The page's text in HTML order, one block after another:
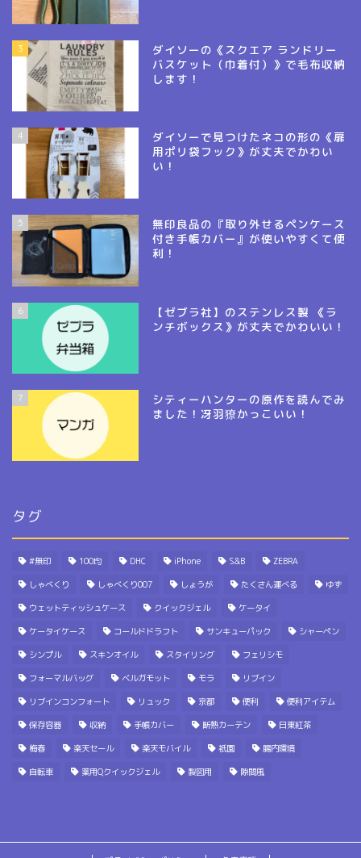
3
ダイソーの《スクエア ランドリー
バスケット（巾着付）》で毛布収納
します！
4
ダイソーで見つけたネコの形の《扉
用ポリ袋フック》が丈夫でかわい
い！
5
無印良品の『取り外せるペンケース
付き手帳カバー』が使いやすくて便
利！
6
【ゼブラ社】のステンレス製 《ラ
ンチボックス》が丈夫でかわいい！
7
シティーハンターの原作を読んでみ
ました！冴羽獠かっこいい！
タグ
#無印 100均 DHC iPhone S&B ZEBRA
しゃべくり しゃべくり007 しょうが たくさん運べる ゆず
ウェットティッシュケース クイックジェル ケータイ
ケータイケース コールドドラフト サンキューパック シャーペン
シンプル スキンオイル スタイリング フェリシモ
フォーマルバッグ ベルガモット モラ リブイン
リブインコンフォート リュック 京都 便利 便利アイテム
保存容器 収納 手帳カバー 断熱カーテン 日東紅茶
梅春 楽天セール 楽天モバイル 祇園 腸内環境
自転車 薬用Qクイックジェル 製図用 隙間風